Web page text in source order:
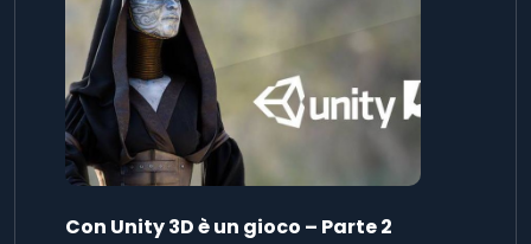
Con Unity 3D è un gioco – Parte 2